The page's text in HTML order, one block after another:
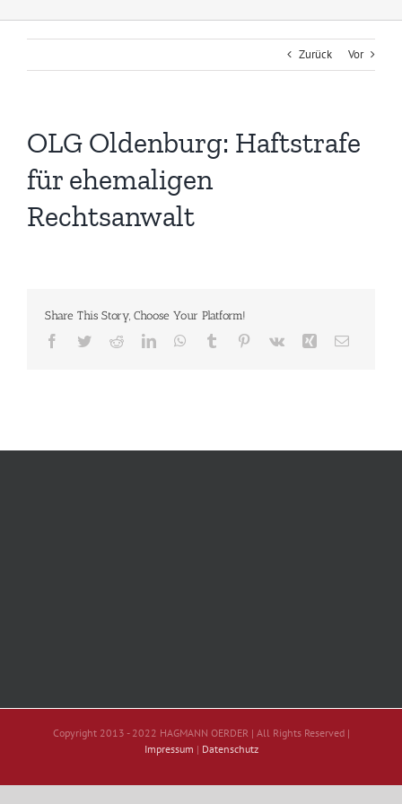
Zurück Vor
OLG Oldenburg: Haftstrafe
für ehemaligen
Rechtsanwalt
Share This Story, Choose Your Platform!
Facebook
TwitterRedditLinkedInWhatsApp
Tumblr Pinterest
Vk Xing E-
Copyright 2013 - 2022 HAGMANN OERDER | All Rights Reserved |
Impressum | Datenschutz